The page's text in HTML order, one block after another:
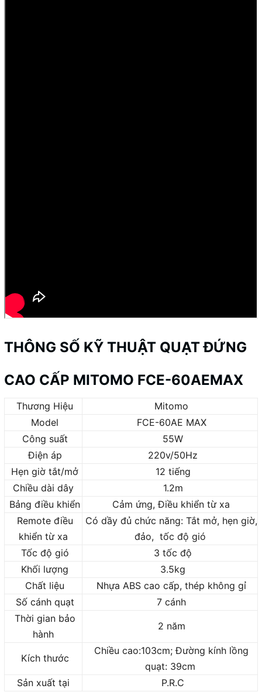
THÔNG SỐ KỸ THUẬT QUẠT ĐỨNG
CAO CẤP MITOMO FCE-60AEMAX
Thương Hiệu
Mitomo
Model
FCE-60AE MAX
Công suất
55W
Điện áp
220v/50Hz
Hẹn giờ tắt/mở
12 tiếng
Chiều dài dây
1.2m
Bảng điều khiển
Cảm ứng, Điều khiển từ xa
Remote điều
khiển từ xa
Có dầy đủ chức năng: Tắt mở, hẹn giờ,
đảo, tốc độ gió
Tốc độ gió
3 tốc độ
Khối lượng
3.5kg
Chất liệu
Nhựa ABS cao cấp, thép không gỉ
Số cánh quạt
7 cánh
Thời gian bảo
hành
2 năm
Kích thước
Chiều cao:103cm; Đường kính lồng
quạt: 39cm
Sản xuất tại
P.R.C